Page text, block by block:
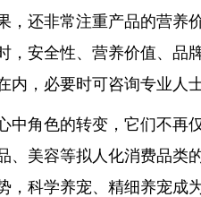
，还非常注重产品的营养
，安全性、营养价值、品
内，必要时可咨询专业人
中角色的转变，它们不再
、美容等拟人化消费品类
，科学养宠、精细养宠成